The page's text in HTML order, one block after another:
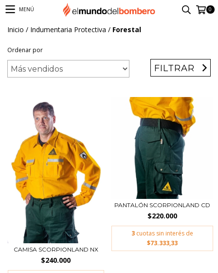
MENÚ 0
Inicio / Indumentaria Protectiva / Forestal
Ordenar por
FILTRAR
CAMISA SCORPIONLAND NX
$240.000
PANTALÓN SCORPIONLAND CD
$220.000
3 cuotas sin interés de
$73.333,33